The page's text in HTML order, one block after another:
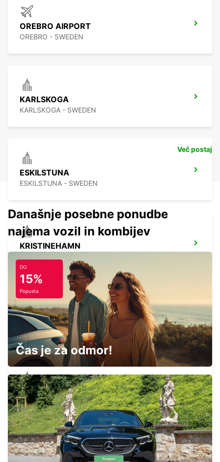
OREBRO AIRPORT
OREBRO - SWEDEN
KARLSKOGA
KARLSKOGA - SWEDEN
ESKILSTUNA
ESKILSTUNA - SWEDEN
KRISTINEHAMN
KRISTINEHAMN TRAIN STATION
KRISTINEHAMN - SWEDEN
VASTERAS
VASTERAS - SWEDEN
Več postaj
Današnje posebne ponudbe
najema vozil in kombijev
DO
15%
Popusta
Čas je za odmor!